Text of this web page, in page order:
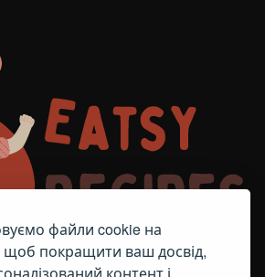
файли cookie на
щоб покращити ваш досвід,